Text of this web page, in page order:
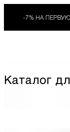
-7% НА
Каталог